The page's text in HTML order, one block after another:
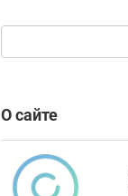
О сайте